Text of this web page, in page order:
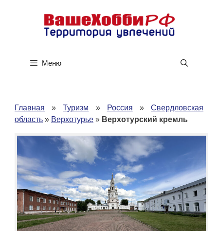
содержимому
Меню
Главная »Туризм » Россия »Свердловская
область » Верхотурье » Верхотурский кремль